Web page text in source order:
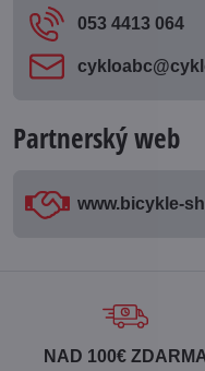
053 4413 064
Partnerský web
www​.bicykle-
NAD 100€